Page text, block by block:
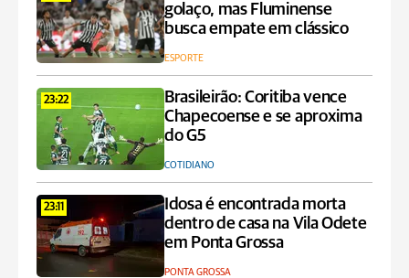
golaço, mas Fluminense
busca empate em clássico
ESPORTE
23:22
Brasileirão: Coritiba vence
Chapecoense e se aproxima
do G5
COTIDIANO
23:11
Idosa é encontrada morta
dentro de casa na Vila Odete
em Ponta Grossa
PONTA GROSSA